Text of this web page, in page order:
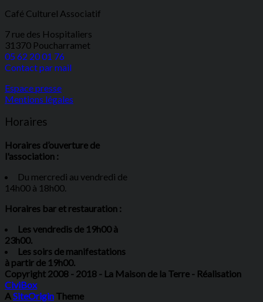
Café Culturel Associatif
7 rue des Hospitaliers
31370 Poucharramet
05 62 20 01 76
Contact par mail
Espace presse
Mentions légales
Horaires
Horaires d’ouverture de
l'association :
Du mercredi au vendredi de
14h00 à 18h00.
Horaires bar et restauration :
Les vendredis de 19h00 à
23h00.
Les soirs de manifestations
à partir de 19h00.
Copyright 2008 - 2018 - La Maison de la Terre - Réalisation
CiviBox
ASiteOrigin Theme